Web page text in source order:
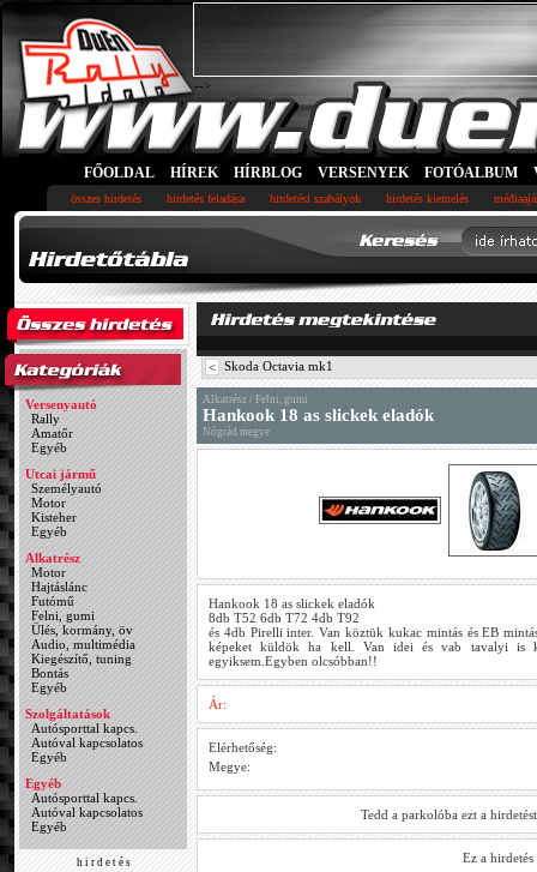
-->
FŐOLDAL HÍREK HÍRBLOG VERSENYEK FOTÓALBUM
összes hirdetés hirdetés feladása hirdetési szabályok hirdetés kiemelés
Versenyautó
Rally
Amatőr
Egyéb
Utcai jármű
Személyautó
Motor
Kisteher
Egyéb
Alkatrész
Motor
Hajtáslánc
Futómű
Felni, gumi
Ülés, kormány, öv
Audio, multimédia
Kiegészítő, tuning
Bontás
Egyéb
Szolgáltatások
Autósporttal kapcs.
Autóval kapcsolatos
Egyéb
Egyéb
Autósporttal kapcs.
Autóval kapcsolatos
Egyéb
h i r d e t é s
< Skoda Octavia mk1
Alkatrész / Felni, gumi
Hankook 18 as slickek eladók
Nógrád megye
Hankook 18 as slickek eladók
8db T52 6db T72 4db T92
és 4db Pirelli inter. Van köztük kukac mintás és EB
képeket küldök ha kell. Van idei és vab tavalyi is
egyiksem.Egyben olcsóbban!!
Ár:
Elérhetőség:
Megye:
Tedd a parkolóba ezt a
Ez a